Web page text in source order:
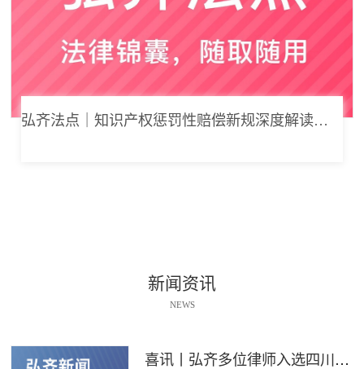
弘齐法点｜知识产权惩罚性赔偿新规深度解读： 从“赔得起”到“赔不起”的司法逻辑
新闻资讯
NEWS
喜讯丨弘齐多位律师入选四川省破产管理人协会工作委员会委员